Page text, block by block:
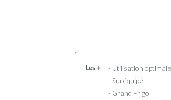
Les +
- Utilisation optimale
- Suréquipé
- Grand Frigo